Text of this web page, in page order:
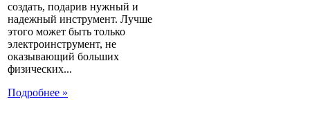
создать, подарив нужный и
надежный инструмент. Лучше
этого может быть только
электроинструмент, не
оказывающий больших
физических...
Подробнее »